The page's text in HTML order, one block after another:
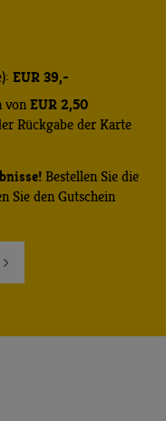
EUR 39,-
vonEUR 2,50
Rückgabe der Karte
Bestellen Sie die
Sie den Gutschein